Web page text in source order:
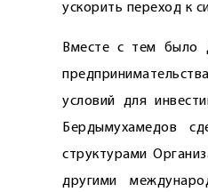
ускорить переход к
Вместе с тем было
условий для
Бердымухамедов
структурами
другими